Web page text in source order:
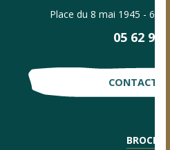
Place du 8 mai 1945 -
05 62 92
CONTACTE-